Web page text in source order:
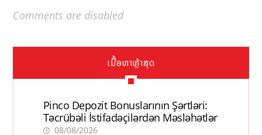
Comments are disabled
ເນື້ອຫາຫຼ້າສຸດ
Pinco Depozit Bonuslarının Şərtləri:
Təcrübəli İstifadəçilərdən Məsləhətlər
08/08/2026